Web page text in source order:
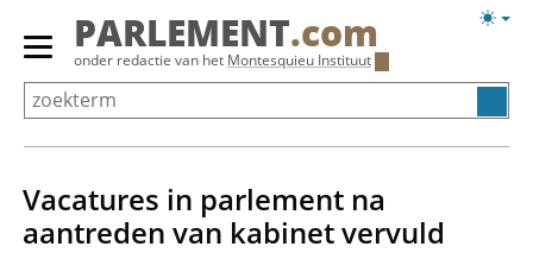
Overslaan
Primair
menu
tonen/verbergen
PARLEMENT.com
onder redactie van het Montesquieu Instituut
Vacatures in parlement na
aantreden van kabinet vervuld